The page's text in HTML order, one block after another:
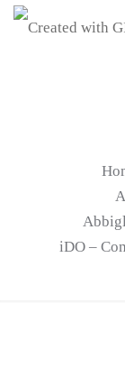
iDO –